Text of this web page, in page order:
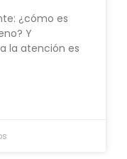
¿cómo es
Y
la atención es